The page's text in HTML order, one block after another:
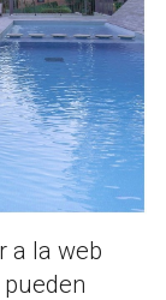
a la web